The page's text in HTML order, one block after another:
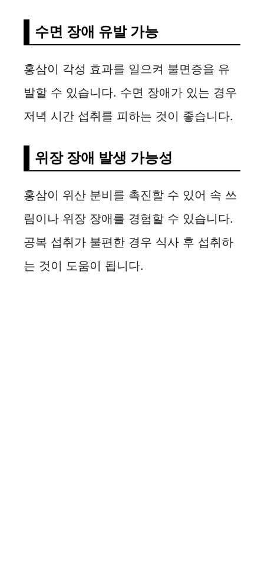
수면 장애 유발 가능
홍삼이 각성 효과를 일으켜 불면증을 유
발할 수 있습니다. 수면 장애가 있는 경우
저녁 시간 섭취를 피하는 것이 좋습니다.
위장 장애 발생 가능성
홍삼이 위산 분비를 촉진할 수 있어 속 쓰
림이나 위장 장애를 경험할 수 있습니다.
공복 섭취가 불편한 경우 식사 후 섭취하
는 것이 도움이 됩니다.